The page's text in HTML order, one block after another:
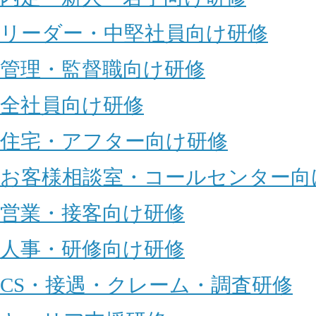
リーダー・中堅社員向け研修
管理・監督職向け研修
全社員向け研修
住宅・アフター向け研修
お客様相談室・コールセンター
営業・接客向け研修
人事・研修向け研修
CS・接遇・クレーム・調査研修